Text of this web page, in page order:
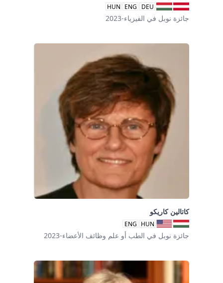
DEU
ENG
HUN
جائزة نوبل في الفيزياء-2023
كاتالين كاريكو
HUN
ENG
جائزة نوبل في الطب أو علم وظائف الأعضاء-2023